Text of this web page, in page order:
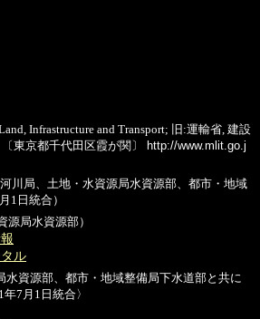
Infrastructure and Transport; 旧:運輸省, 建設
東京都千代田区霞が関〕
http://www.mlit.go.j
河川局、土地・水資源局水資源部、都市・地域
1日統合）
源局水資源部）
ル
水資源部、都市・地域整備局下水道部と共に
7月1日統合〉